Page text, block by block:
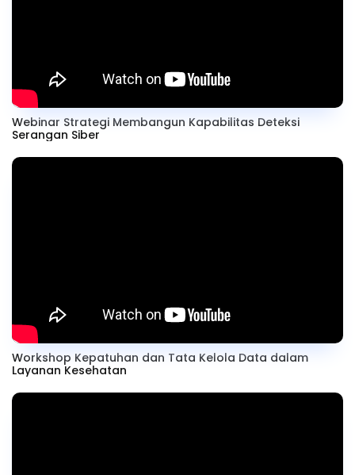
Webinar Strategi Membangun Kapabilitas Deteksi
Serangan Siber
Workshop Kepatuhan dan Tata Kelola Data dalam
Layanan Kesehatan